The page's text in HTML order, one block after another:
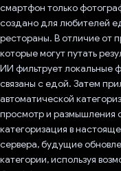
смартфон только
создано для любителей
рестораны. В отличие от
которые могут путать
ИИ фильтрует локальные
связаны с едой. Затем
автоматической
просмотр и размышления
категоризация в
сервера, будущие
категории, используя